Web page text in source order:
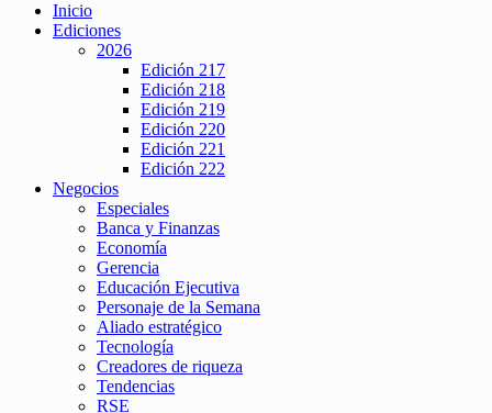
Inicio
Ediciones
2026
Edición 217
Edición 218
Edición 219
Edición 220
Edición 221
Edición 222
Negocios
Especiales
Banca y Finanzas
Economía
Gerencia
Educación Ejecutiva
Personaje de la Semana
Aliado estratégico
Tecnología
Creadores de riqueza
Tendencias
RSE